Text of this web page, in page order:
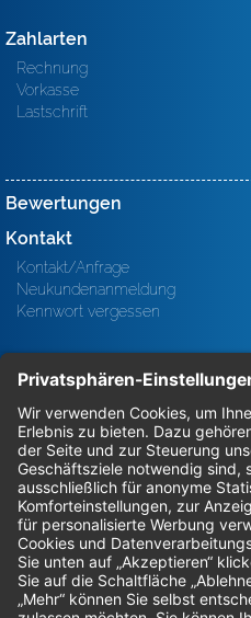
Zahlarten
Rechnung
Vorkasse
Lastschrift
Bewertungen
Kontakt
Kontakt/Anfrage
Neukundenanmeldung
Kennwort vergessen
Bestellungen
Sendung verfolgen